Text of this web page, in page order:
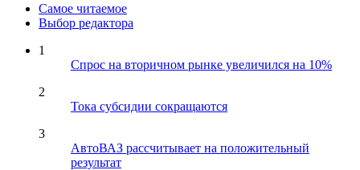
Самое читаемое
Выбор редактора
1
Спрос на вторичном рынке увеличился на 10%
2
Тока субсидии сокращаются
3
АвтоВАЗ рассчитывает на положительный
результат